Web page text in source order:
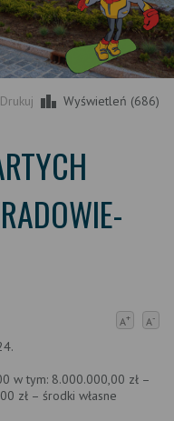
Drukuj Wyświetleń (686)
A+ A-
w tym: 8.000.000,00 zł –
zł – środki własne